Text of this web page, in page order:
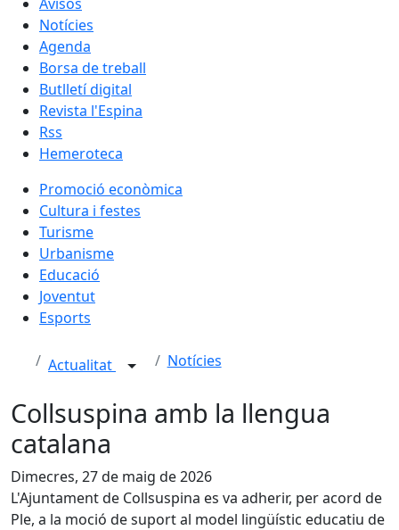
Notícies
Agenda
Borsa de treball
Butlletí digital
Revista l'Espina
Rss
Hemeroteca
Promoció econòmica
Cultura i festes
Turisme
Urbanisme
Educació
Joventut
Esports
Actualitat Notícies
Collsuspina amb la llengua
catalana
Dimecres, 27 de maig de 2026
L'Ajuntament de Collsuspina es va adherir, per acord de
Ple, a la moció de suport al model lingüístic educatiu de